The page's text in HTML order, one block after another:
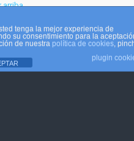
arriba
Escritorio
tenga la mejor experiencia de
su consentimiento para la
de nuestra política de cookies,
plugin